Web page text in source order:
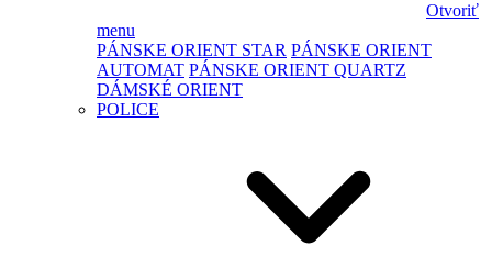
Otvoriť
menu
PÁNSKE ORIENT STAR PÁNSKE ORIENT
AUTOMAT PÁNSKE ORIENT QUARTZ
DÁMSKÉ ORIENT
POLICE